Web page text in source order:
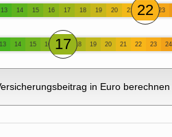
13 14 15 16 17 18 19 20 21 22 23
13 14 15 16 17 18 19 20 21 22 23 24
in Euro berechnen